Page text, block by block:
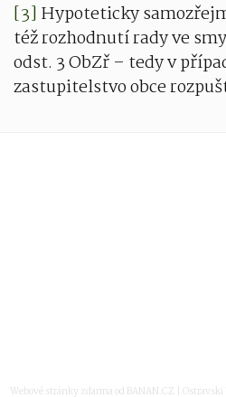
[3] Hypoteticky
též rozhodnutí rady ve
odst. 3 ObZř – tedy v
zastupitelstvo obce
Webové stránky zdarmaod BANAN.CZ | Ostravski